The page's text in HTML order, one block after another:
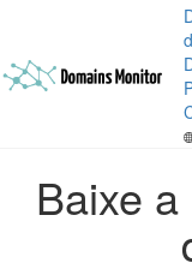
Baixe